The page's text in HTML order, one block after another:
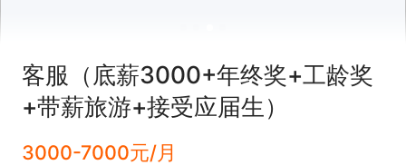
客服（底薪3000+年终奖+工龄奖
+带薪旅游+接受应届生）
3000-7000元/月